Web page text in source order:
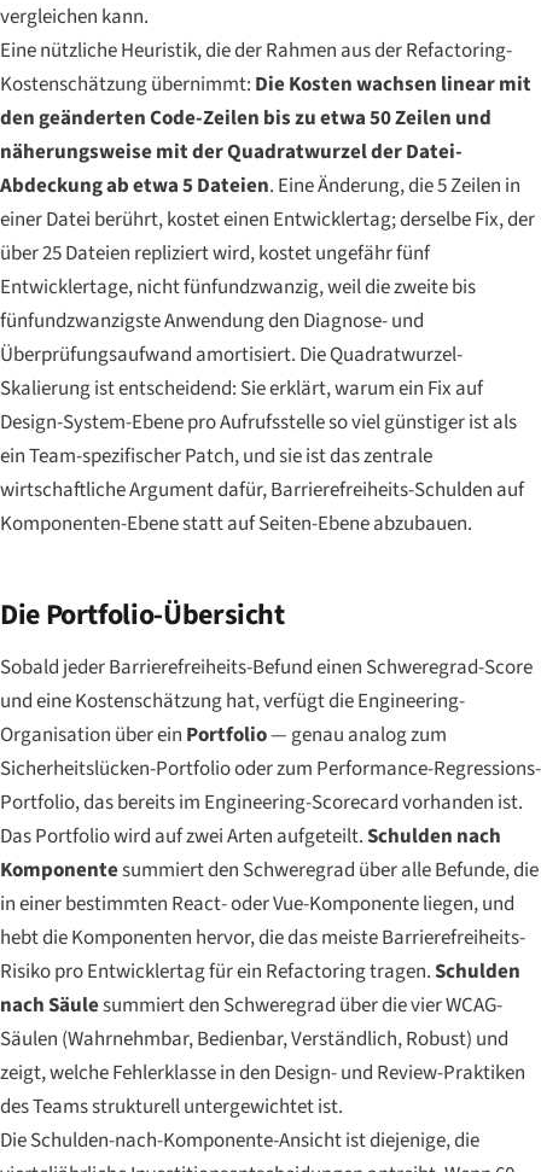
vergleichen kann.
Eine nützliche Heuristik, die der Rahmen aus der Refactoring-
Kostenschätzung übernimmt: Die Kosten wachsen linear mit
den geänderten Code-Zeilen bis zu etwa 50 Zeilen und
näherungsweise mit der Quadratwurzel der Datei-
Abdeckung ab etwa 5 Dateien. Eine Änderung, die 5 Zeilen in
einer Datei berührt, kostet einen Entwicklertag; derselbe Fix, der
über 25 Dateien repliziert wird, kostet ungefähr fünf
Entwicklertage, nicht fünfundzwanzig, weil die zweite bis
fünfundzwanzigste Anwendung den Diagnose- und
Überprüfungsaufwand amortisiert. Die Quadratwurzel-
Skalierung ist entscheidend: Sie erklärt, warum ein Fix auf
Design-System-Ebene pro Aufrufsstelle so viel günstiger ist als
ein Team-spezifischer Patch, und sie ist das zentrale
wirtschaftliche Argument dafür, Barrierefreiheits-Schulden auf
Komponenten-Ebene statt auf Seiten-Ebene abzubauen.
Die Portfolio-Übersicht
Sobald jeder Barrierefreiheits-Befund einen Schweregrad-Score
und eine Kostenschätzung hat, verfügt die Engineering-
Organisation über ein Portfolio— genau analog zum
Sicherheitslücken-Portfolio oder zum Performance-Regressions-
Portfolio, das bereits im Engineering-Scorecard vorhanden ist.
Das Portfolio wird auf zwei Arten aufgeteilt.Schulden nach
Komponentesummiert den Schweregrad über alle Befunde, die
in einer bestimmten React- oder Vue-Komponente liegen, und
hebt die Komponenten hervor, die das meiste Barrierefreiheits-
Risiko pro Entwicklertag für ein Refactoring tragen.Schulden
nach Säulesummiert den Schweregrad über die vier WCAG-
Säulen (Wahrnehmbar, Bedienbar, Verständlich, Robust) und
zeigt, welche Fehlerklasse in den Design- und Review-Praktiken
des Teams strukturell untergewichtet ist.
Die Schulden-nach-Komponente-Ansicht ist diejenige, die